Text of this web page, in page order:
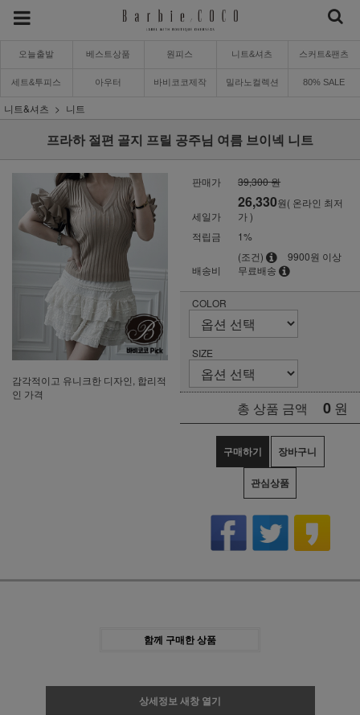
오늘출발 베스트상품 원피스 니트&셔츠 스커트&팬츠
세트&투피스 아우터 바비코코제작 밀라노컬렉션 80% SALE
니트&셔츠 니트
프라하 절편 골지 프릴 공주님 여름 브이넥 니트
감각적이고 유니크한 디자인, 합리적
인 가격
판매가 39,300 원
세일가
26,330원( 온라인 최저
가 )
적립금
1%
배송비
(조건)
9900원 이상
무료배송
COLOR
SIZE
총 상품 금액 0 원
구매하기 장바구니
관심상품
함께 구매한 상품
상세정보 새창 열기